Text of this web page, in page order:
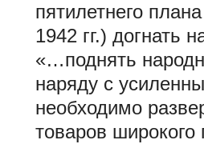
пятилетнего
1942 гг.) догнать
«…поднять
наряду с
необходимо
товаров